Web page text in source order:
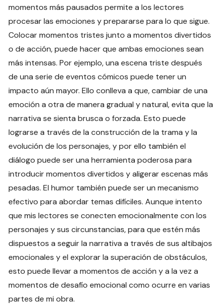
momentos más pausados permite a los lectores
procesar las emociones y prepararse para lo que sigue.
Colocar momentos tristes junto a momentos divertidos
o de acción, puede hacer que ambas emociones sean
más intensas. Por ejemplo, una escena triste después
de una serie de eventos cómicos puede tener un
impacto aún mayor. Ello conlleva a que, cambiar de una
emoción a otra de manera gradual y natural, evita que la
narrativa se sienta brusca o forzada. Esto puede
lograrse a través de la construcción de la trama y la
evolución de los personajes, y por ello también el
diálogo puede ser una herramienta poderosa para
introducir momentos divertidos y aligerar escenas más
pesadas. El humor también puede ser un mecanismo
efectivo para abordar temas difíciles. Aunque intento
que mis lectores se conecten emocionalmente con los
personajes y sus circunstancias, para que estén más
dispuestos a seguir la narrativa a través de sus altibajos
emocionales y el explorar la superación de obstáculos,
esto puede llevar a momentos de acción y a la vez a
momentos de desafío emocional como ocurre en varias
partes de mi obra.